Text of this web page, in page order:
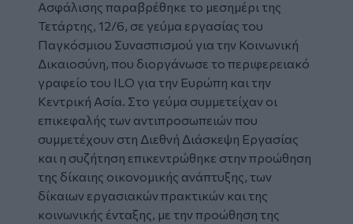
Ασφάλισης παραβρέθηκε το μεσημέρι της
Τετάρτης, 12/6, σε γεύμα εργασίας του
Παγκόσμιου Συνασπισμού για την Κοινωνική
Δικαιοσύνη, που διοργάνωσε το περιφερειακό
γραφείο του ILO για την Ευρώπη και την
Κεντρική Ασία. Στο γεύμα συμμετείχαν οι
επικεφαλής των αντιπροσωπειών που
συμμετέχουν στη Διεθνή Διάσκεψη Εργασίας
και η συζήτηση επικεντρώθηκε στην προώθηση
της δίκαιης οικονομικής ανάπτυξης, των
δίκαιων εργασιακών πρακτικών και της
κοινωνικής ένταξης, με την προώθηση της